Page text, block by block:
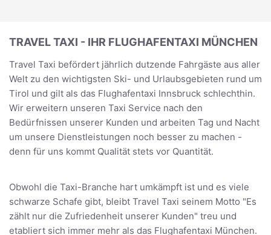
TRAVEL TAXI - IHR FLUGHAFENTAXI MÜNCHEN
Travel Taxi befördert jährlich dutzende Fahrgäste aus aller
Welt zu den wichtigsten Ski- und Urlaubsgebieten rund um
Tirol und gilt als das Flughafentaxi Innsbruck schlechthin.
Wir erweitern unseren Taxi Service nach den
Bedürfnissen unserer Kunden und arbeiten Tag und Nacht
um unsere Dienstleistungen noch besser zu machen -
denn für uns kommt Qualität stets vor Quantität.
Obwohl die Taxi-Branche hart umkämpft ist und es viele
schwarze Schafe gibt, bleibt Travel Taxi seinem Motto "Es
zählt nur die Zufriedenheit unserer Kunden" treu und
etabliert sich immer mehr als das Flughafentaxi München.